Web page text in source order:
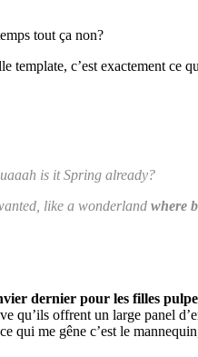
tout ça non?
template, c’est exactement ce
is it Spring already?
like a wonderland where
dernier pour les filles
qu’ils offrent un large panel
qui me gêne c’est le